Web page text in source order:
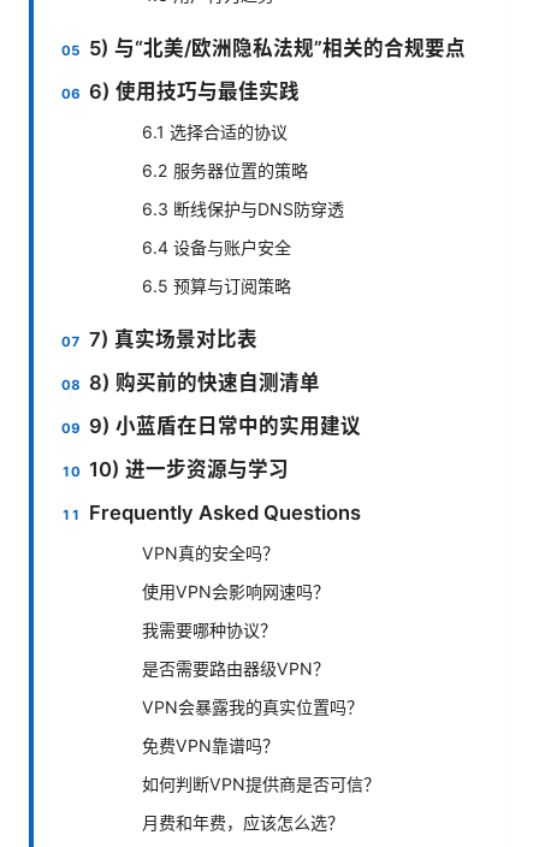
5) 与“北美/欧洲隐私法规”相关的合规要点
6) 使用技巧与最佳实践
6.1 选择合适的协议
6.2 服务器位置的策略
6.3 断线保护与DNS防穿透
6.4 设备与账户安全
6.5 预算与订阅策略
7) 真实场景对比表
8) 购买前的快速自测清单
9) 小蓝盾在日常中的实用建议
10) 进一步资源与学习
Frequently Asked Questions
VPN真的安全吗？
使用VPN会影响网速吗？
我需要哪种协议？
是否需要路由器级VPN？
VPN会暴露我的真实位置吗？
免费VPN靠谱吗？
如何判断VPN提供商是否可信？
月费和年费，应该怎么选？